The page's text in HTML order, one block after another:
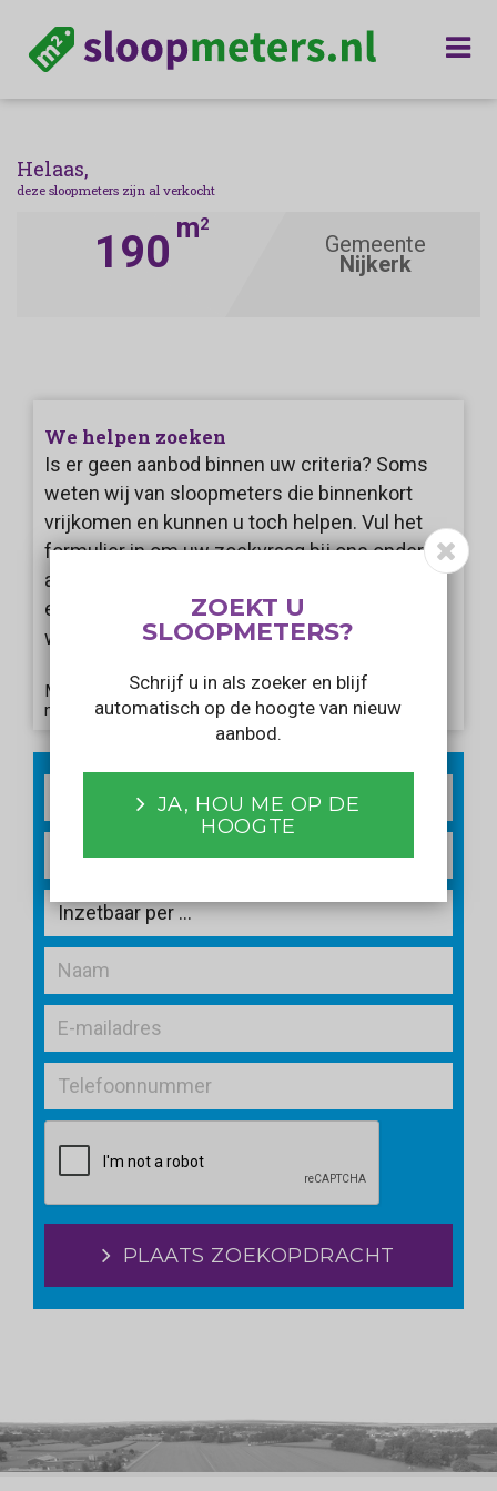
Helaas,
deze sloopmeters zijn al verkocht
190 m2
Gemeente
Nijkerk
We helpen zoeken
Is er geen aanbod binnen uw criteria? Soms
weten wij van sloopmeters die binnenkort
vrijkomen en kunnen u toch helpen. Vul het
formulier in om uw zoekvraag bij ons onder de
aandacht te brengen. Wij informeren u als er
een aanbod voorbij komt dat aansluit bij uw
wensen!
Met het verzenden van dit formulier gaat u akkoord
met onsprivacy statement.
PLAATS ZOEKOPDRACHT
ZOEKT U
SLOOPMETERS?
Schrijf u in als zoeker en blijf
automatisch op de hoogte van nieuw
aanbod.
JA, HOU ME OP DE
HOOGTE